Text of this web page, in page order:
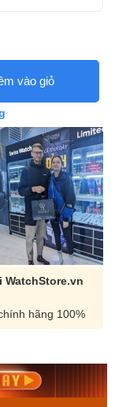
vào giỏ
WatchStore.vn
hãng 100%
Nam MTS-
ngay